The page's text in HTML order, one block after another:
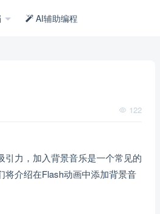
AI辅助编程
122
力，加入背景音乐是一个常见的
将介绍在Flash动画中添加背景音